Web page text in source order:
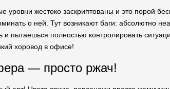
уровни жестоко заскриптованы и это порой
о ней. Тут возникают баги: абсолютно
и пытаешься полностью контролировать
хоровод в офисе!
— просто ржач!